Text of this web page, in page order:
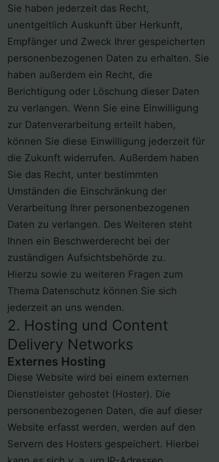
Sie haben jederzeit das Recht,
unentgeltlich Auskunft über Herkunft,
Empfänger und Zweck Ihrer gespeicherten
personenbezogenen Daten zu erhalten. Sie
haben außerdem ein Recht, die
Berichtigung oder Löschung dieser Daten
zu verlangen. Wenn Sie eine Einwilligung
zur Datenverarbeitung erteilt haben,
können Sie diese Einwilligung jederzeit für
die Zukunft widerrufen. Außerdem haben
Sie das Recht, unter bestimmten
Umständen die Einschränkung der
Verarbeitung Ihrer personenbezogenen
Daten zu verlangen. Des Weiteren steht
Ihnen ein Beschwerderecht bei der
zuständigen Aufsichtsbehörde zu.
Hierzu sowie zu weiteren Fragen zum
Thema Datenschutz können Sie sich
jederzeit an uns wenden.
2. Hosting und Content
Delivery Networks
Externes Hosting
Diese Website wird bei einem externen
Dienstleister gehostet (Hoster). Die
personenbezogenen Daten, die auf dieser
Website erfasst werden, werden auf den
Servern des Hosters gespeichert. Hierbei